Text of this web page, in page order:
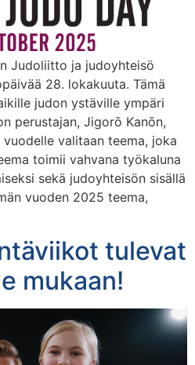
Judoliitto ja judoyhteisö
28. lokakuuta. Tämä
judon ystäville ympäri
perustajan, Jigorō Kanōn,
valitaan teema, joka
toimii vahvana työkaluna
sekä judoyhteisön sisällä
vuoden 2025 teema,
tulevat
mukaan!